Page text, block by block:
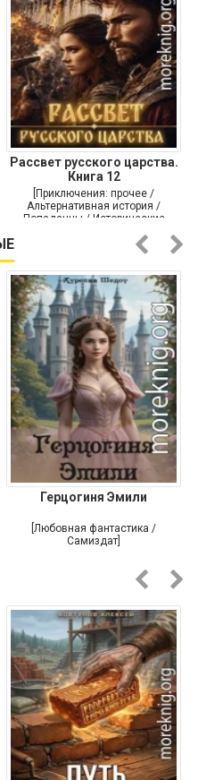
Рассвет русского царства.
Книга 12
[Приключения: прочее /
Альтернативная история /
Попаданцы / Исторические
Герцогиня Эмили
[Любовная фантастика /
Самиздат]